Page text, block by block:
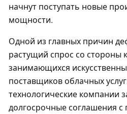
начнут поступать новые
мощности.
Одной из главных причин
растущий спрос со стороны
занимающихся
поставщиков облачных
технологические компании
долгосрочные соглашения с